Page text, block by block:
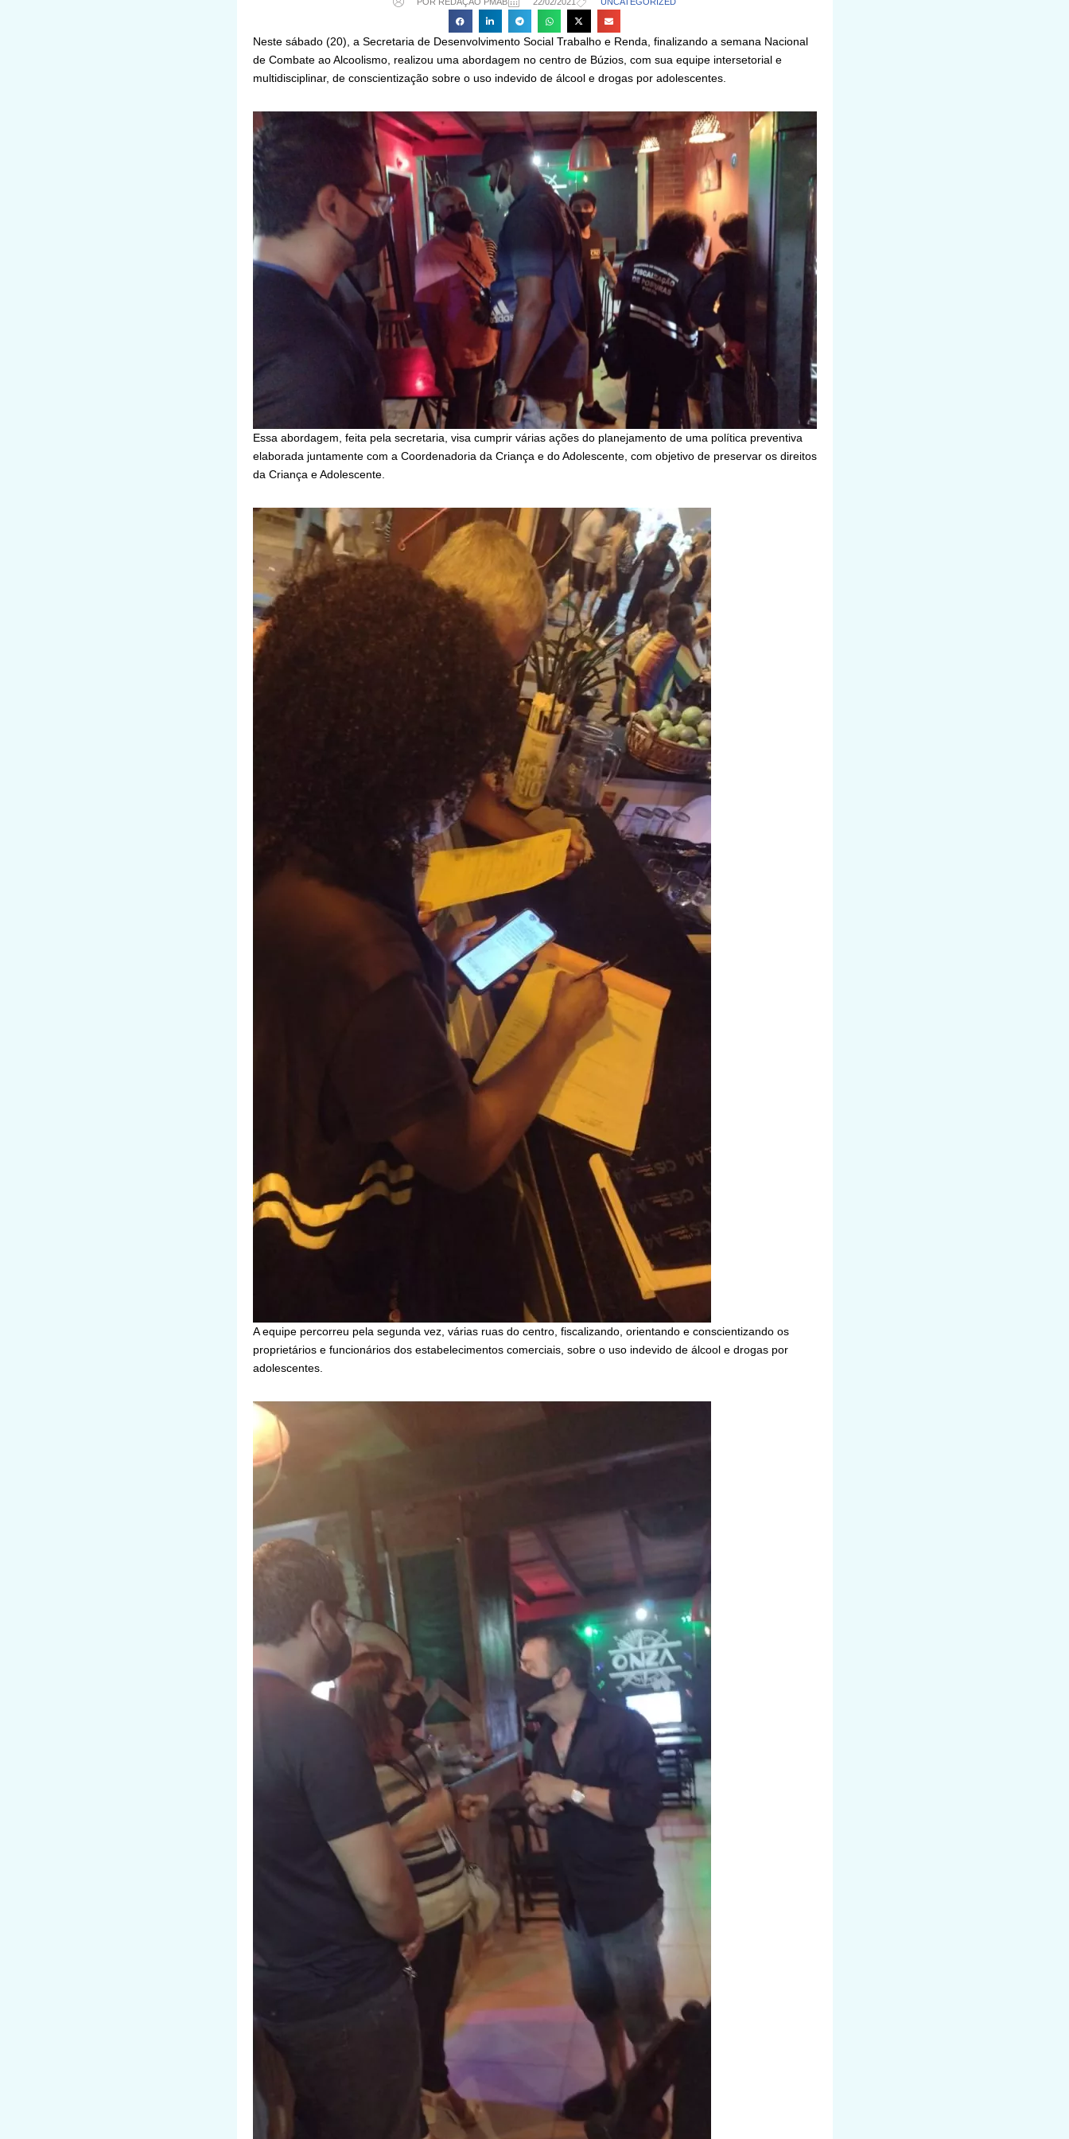
Neste sábado (20), a Secretaria de Desenvolvimento Social Trabalho e Renda, finalizando a semana Nacional
de Combate ao Alcoolismo, realizou uma abordagem no centro de Búzios, com sua equipe intersetorial e
multidisciplinar, de conscientização sobre o uso indevido de álcool e drogas por adolescentes.
Essa abordagem, feita pela secretaria, visa cumprir várias ações do planejamento de uma política preventiva
elaborada juntamente com a Coordenadoria da Criança e do Adolescente, com objetivo de preservar os direitos
da Criança e Adolescente.
A equipe percorreu pela segunda vez, várias ruas do centro, fiscalizando, orientando e conscientizando os
proprietários e funcionários dos estabelecimentos comerciais, sobre o uso indevido de álcool e drogas por
adolescentes.